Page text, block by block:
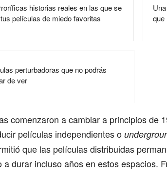
historias reales en las que se
películas de miedo favoritas
que
perturbadoras que no podrás
de ver
comenzaron a cambiar a principios de
películas independientes o
que las películas distribuidas
a durar incluso años en estos espacios.